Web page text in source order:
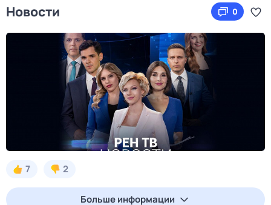
Новости 0
7 2
Больше информации